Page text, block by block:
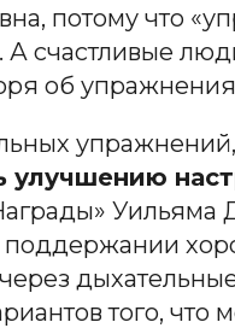
потому что
счастливые
об
упражнений,
улучшению
Уильяма
поддержании
того, что